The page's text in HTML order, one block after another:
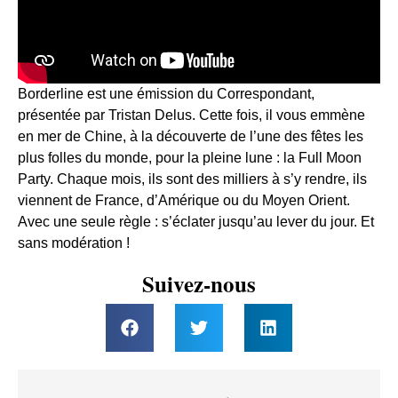
Borderline est une émission du Correspondant,
présentée par Tristan Delus. Cette fois, il vous emmène
en mer de Chine, à la découverte de l’une des fêtes les
plus folles du monde, pour la pleine lune : la Full Moon
Party. Chaque mois, ils sont des milliers à s’y rendre, ils
viennent de France, d’Amérique ou du Moyen Orient.
Avec une seule règle : s’éclater jusqu’au lever du jour. Et
sans modération !
Suivez-nous